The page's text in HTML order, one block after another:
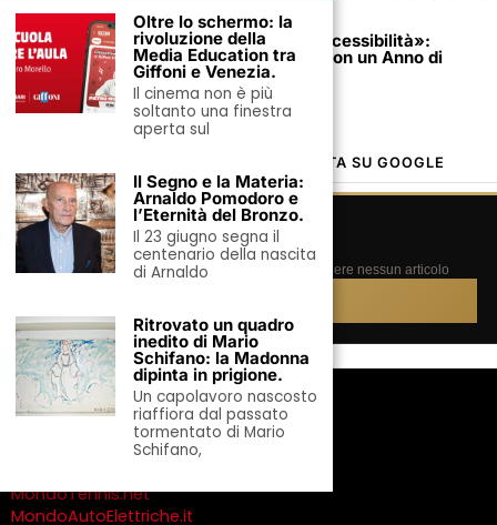
2 Luglio 2026
Il Nuovo Lusso in Europa si Chiama «Accessibilità»:
Perché i Viaggiatori d’Élite Prenotano con un Anno di
Anticipo.
MONDOUOMO.IT, LA TUA FONTE PREFERITA SU GOOGLE
⭐
GOOGLE · FONTI PREFERITE
Segui MondoUomo.it su Google
Aggiungici alle tue fonti preferite e non perdere nessun articolo
IL NETWORK EDITORIALE
MondoDonne.com
MondoTennis.net
MondoAutoElettriche.it
Oltre lo schermo: la
rivoluzione della
Media Education tra
Giffoni e Venezia.
Il cinema non è più
soltanto una finestra
aperta sul
Il Segno e la Materia:
Arnaldo Pomodoro e
l’Eternità del Bronzo.
Il 23 giugno segna il
centenario della nascita
di Arnaldo
Ritrovato un quadro
inedito di Mario
Schifano: la Madonna
dipinta in prigione.
Un capolavoro nascosto
riaffiora dal passato
tormentato di Mario
Schifano,